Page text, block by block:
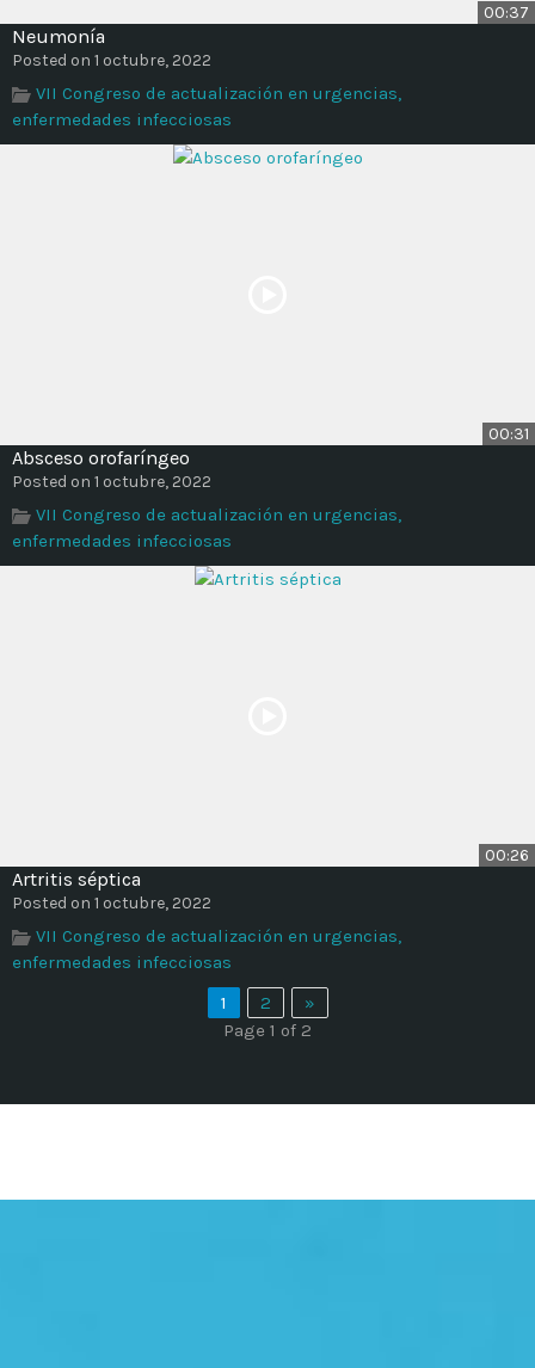
00:37
Neumonía
Posted on 1 octubre, 2022
VII Congreso de actualización en urgencias,
enfermedades infecciosas
00:31
Absceso orofaríngeo
Posted on 1 octubre, 2022
VII Congreso de actualización en urgencias,
enfermedades infecciosas
00:26
Artritis séptica
Posted on 1 octubre, 2022
VII Congreso de actualización en urgencias,
enfermedades infecciosas
1
2
»
Page 1 of 2